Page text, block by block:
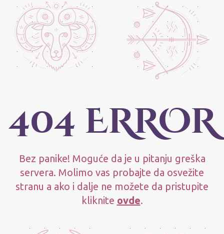
404 ERROR
Bez panike! Moguće da je u pitanju greška
servera. Molimo vas probajte da osvežite
stranu a ako i dalje ne možete da pristupite
kliknite ovde.